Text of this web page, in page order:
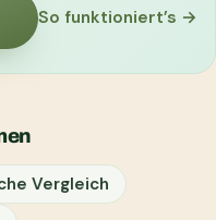
So funktioniert’s →
Vergleich